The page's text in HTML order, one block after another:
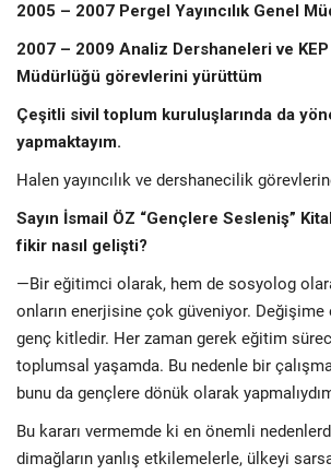
2005 – 2007 Pergel Yayıncılık Genel
2007 – 2009 Analiz Dershaneleri ve KEP
Müdürlüğü görevlerini yürüttüm
Çeşitli sivil toplum kuruluşlarında da
yapmaktayım.
Halen yayıncılık ve dershanecilik
Sayın İsmail ÖZ “Gençlere Sesleniş”
fikir nasıl gelişti?
—Bir eğitimci olarak, hem de sosyolog
onların enerjisine çok güveniyor. Değişime
genç kitledir. Her zaman gerek eğitim
toplumsal yaşamda. Bu nedenle bir
bunu da gençlere dönük olarak
Bu kararı vermemde ki en önemli
dimağların yanlış etkilemelerle, ülkeyi